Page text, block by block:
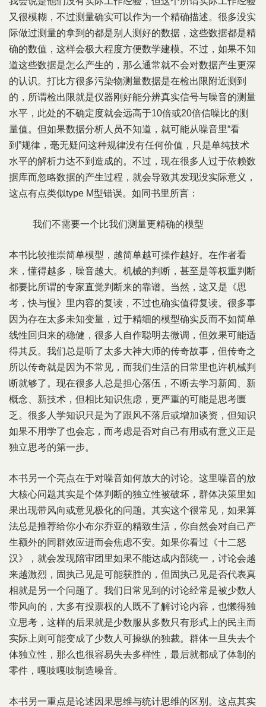
又很模糊，不过测量确实可以作为一个精确描述。很多没实
际做过测量的拿到的都是别人测好的数据，这些数据都是精
确的数值，这样会极大程度方便数学建模。不过，如果不知
道这些数据是怎么产生的，那么通常就不会对数据产生更深
的认识。打比方很多污染物测量数据是在检出限附近测到
的，所谓检出限就是仪器刚好能分辨真实信号与噪音的测量
水平，此处的不确定度就会远高于10倍或20倍信噪比的测
量值。但如果数据分析人员不知道，就可能从噪音里“看
到”规律，毫无疑问这种规律没有任何价值，只是单纯技术
水平的解析力达不到造成的。不过，现在很多人过于依赖数
据库而忽略数据的产生过程，就会导致其发现没实际意义，
这点有点类似type M型错误。如同书里所言：
我们不需要一个比我们测量更精确的模型
本书比较推崇简单模型，越简单越可操作越好。在作者看
来，懂得越多，噪音越大。机械的判断，甚至是等权重判断
都要比所谓的专家直觉判断来的靠谱。当然，这又是《思
考，快与慢》里内容的复读，不过也确实值得复读。很多事
因为存在太多未知变量，过于精细的模型确实反而不如简单
线性回归来的稳健，很多人自作聪明去微调，但效果可能适
得其反。我们总是听了太多大神大师的传奇故事，但传奇之
所以传奇就是因为不常见，而我们生活的日常里也许机械判
断就够了。现在很多人总是担心落伍，不断去学习新闻、新
概念、新技术，但相比知识焦虑，更严重的可能是思考匮
乏。很多人学知识只是为了跟风不落后或增加谈资，但知识
如果不用学了也会忘，而考虑是否对自己有用或有意义正是
独立思考的第一步。
本书另一个亮点在于对噪音如何放大的讨论。这里噪音的放
大核心问题其实是个体判断的独立性被破坏，群体决策里如
果出现带风向或意见极化的问题。其实这个很常见，如果算
法总是推荐给你小布尔乔亚的精致生活，你自然会对自己产
生额外的同群效应进而会焦虑不安。如果你看过《十二怒
汉》，就会发现陪审团里如果不能达成内部统一，讨论会越
来越激烈，固执己见是可能获胜的，但固执己见是否代表真
相就是另一个问题了。我们日常见到的讨论经常是被少数人
带风向的，大多有投票权的人既不了解讨论内容，也懒得独
立思考，这样的后果就是少数服从多数只有形式上的民主而
实际上则可能变成了少数人可操纵的独裁。群体一旦失去个
体独立性，那么也很容易失去多样性，最后就都成了体制的
零件，嘎吱嘎吱制造噪音。
本书另一重点是论述因果思维与统计思维的区别。这点其实